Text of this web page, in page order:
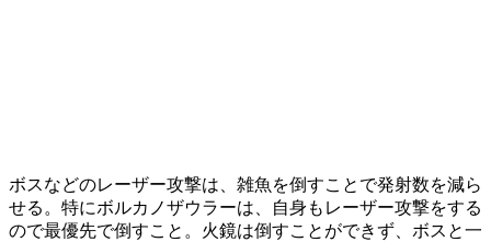
ボスなどのレーザー攻撃は、雑魚を倒すことで発射数を減ら
せる。特にボルカノザウラーは、自身もレーザー攻撃をする
ので最優先で倒すこと。火鏡は倒すことができず、ボスと一